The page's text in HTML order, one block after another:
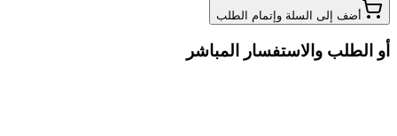
أضف إلى السلة وإتمام الطلب
أو الطلب والاستفسار المباشر